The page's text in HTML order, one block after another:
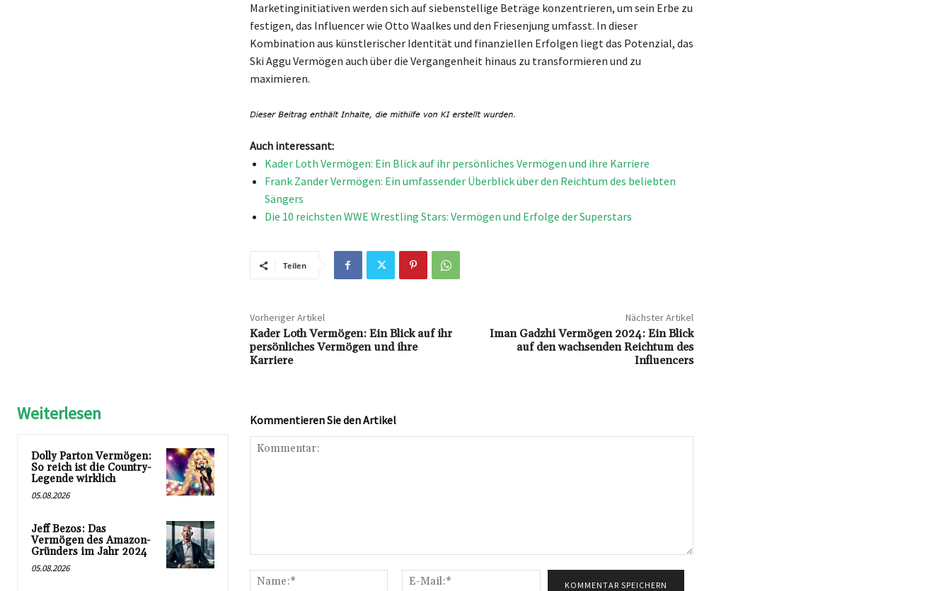
Marketinginitiativen werden sich auf siebenstellige Beträge konzentrieren, um sein Erbe zu
festigen, das Influencer wie Otto Waalkes und den Friesenjung umfasst. In dieser
Kombination aus künstlerischer Identität und finanziellen Erfolgen liegt das Potenzial, das
Ski Aggu Vermögen auch über die Vergangenheit hinaus zu transformieren und zu
maximieren.
Auch interessant:
Kader Loth Vermögen: Ein Blick auf ihr persönliches Vermögen und ihre Karriere
Frank Zander Vermögen: Ein umfassender Überblick über den Reichtum des beliebten
Sängers
Die 10 reichsten WWE Wrestling Stars: Vermögen und Erfolge der Superstars
Teilen
Vorheriger Artikel
Kader Loth Vermögen: Ein Blick auf ihr
persönliches Vermögen und ihre
Karriere
Nächster Artikel
Iman Gadzhi Vermögen 2024: Ein Blick
auf den wachsenden Reichtum des
Influencers
Weiterlesen
Dolly Parton Vermögen:
So reich ist die Country-
Legende wirklich
05.08.2026
Jeff Bezos: Das
Vermögen des Amazon-
Gründers im Jahr 2024
05.08.2026
Kommentieren Sie den Artikel
Name:*